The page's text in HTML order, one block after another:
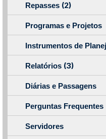
Repasses (2)
Programas e Projetos
Instrumentos de
Relatórios (3)
Diárias e Passagens
Perguntas Frequentes
Servidores